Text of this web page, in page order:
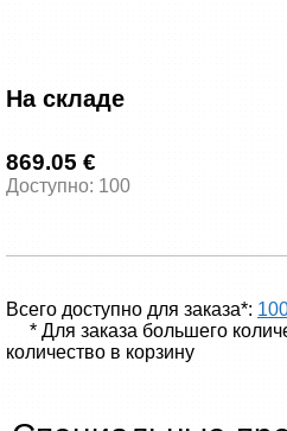
На складе
869.05 €
Доступно: 100
Всего доступно для заказа*:
* Для заказа большего
количество в корзину